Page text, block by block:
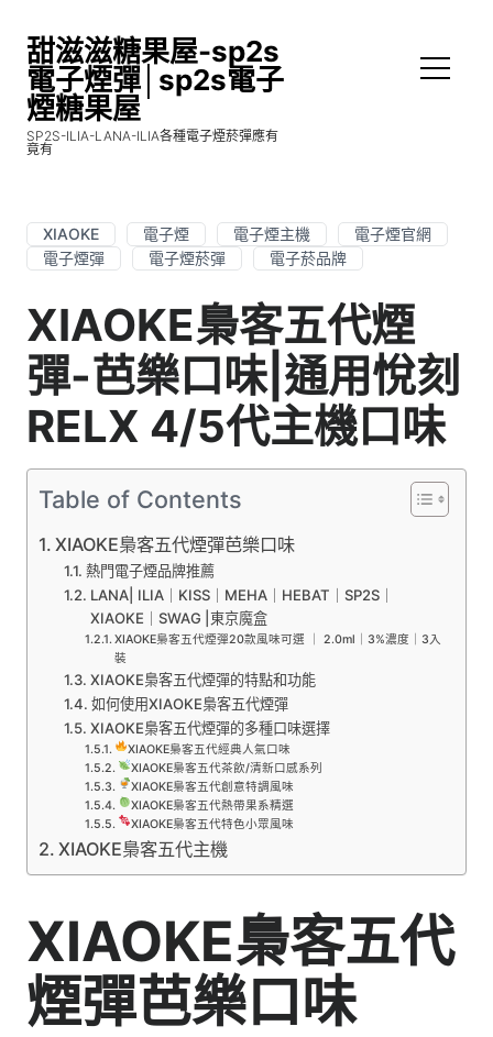
甜滋滋糖果屋-sp2s
電子煙彈│sp2s電子
煙糖果屋
SP2S-ILIA-LANA-ILIA各種電子煙菸彈應有
竟有
XIAOKE 電子煙 電子煙主機
電子煙官網
電子煙彈
電子煙菸彈 電子菸品牌
XIAOKE梟客五代煙
彈-芭樂口味|通用悅刻
RELX 4/5代主機口味
Table of Contents
XIAOKE梟客五代煙彈芭樂口味
熱門電子煙品牌推薦
LANA| ILIA｜KISS｜MEHA｜HEBAT｜SP2S｜
XIAOKE｜SWAG |東京魔盒
XIAOKE梟客五代煙彈20款風味可選 ｜ 2.0ml｜3%濃度｜3入
裝
XIAOKE梟客五代煙彈的特點和功能
如何使用XIAOKE梟客五代煙彈
XIAOKE梟客五代煙彈的多種口味選擇
XIAOKE梟客五代經典人氣口味
XIAOKE梟客五代茶飲/清新口感系列
XIAOKE梟客五代創意特調風味
XIAOKE梟客五代熱帶果系精選
XIAOKE梟客五代特色小眾風味
XIAOKE梟客五代主機
XIAOKE梟客五代
煙彈芭樂口味